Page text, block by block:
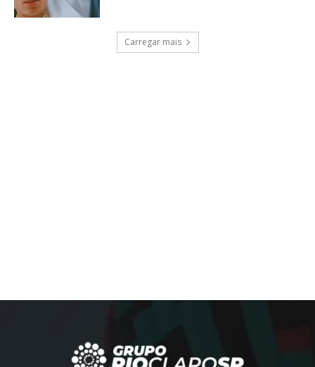
Carregar mais